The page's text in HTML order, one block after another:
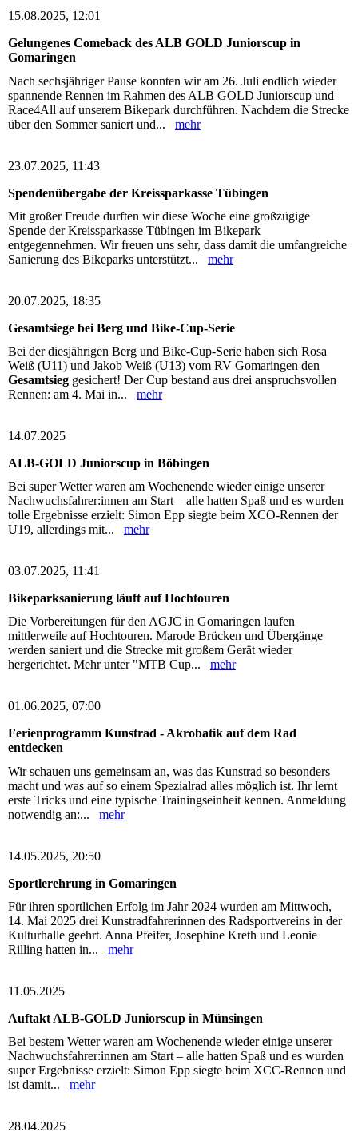
15.08.2025, 12:01
Gelungenes Comeback des ALB GOLD Juniorscup in
Gomaringen
Nach sechsjähriger Pause konnten wir am 26. Juli endlich wieder
spannende Rennen im Rahmen des ALB GOLD Juniorscup und
Race4All auf unserem Bikepark durchführen. Nachdem die Strecke
über den Sommer saniert und... mehr
23.07.2025, 11:43
Spendenübergabe der Kreissparkasse Tübingen
Mit großer Freude durften wir diese Woche eine großzügige
Spende der Kreissparkasse Tübingen im Bikepark
entgegennehmen. Wir freuen uns sehr, dass damit die umfangreiche
Sanierung des Bikeparks unterstützt... mehr
20.07.2025, 18:35
Gesamtsiege bei Berg und Bike-Cup-Serie
Bei der diesjährigen Berg und Bike-Cup-Serie haben sich Rosa
Weiß (U11) und Jakob Weiß (U13) vom RV Gomaringen den
Gesamtsieg gesichert! Der Cup bestand aus drei anspruchsvollen
Rennen: am 4. Mai in... mehr
14.07.2025
ALB-GOLD Juniorscup in Böbingen
Bei super Wetter waren am Wochenende wieder einige unserer
Nachwuchsfahrer:innen am Start – alle hatten Spaß und es wurden
tolle Ergebnisse erzielt: Simon Epp siegte beim XCO-Rennen der
U19, allerdings mit... mehr
03.07.2025, 11:41
Bikeparksanierung läuft auf Hochtouren
Die Vorbereitungen für den AGJC in Gomaringen laufen
mittlerweile auf Hochtouren. Marode Brücken und Übergänge
werden saniert und die Strecke mit großem Gerät wieder
hergerichtet. Mehr unter "MTB Cup... mehr
01.06.2025, 07:00
Ferienprogramm Kunstrad - Akrobatik auf dem Rad
entdecken
Wir schauen uns gemeinsam an, was das Kunstrad so besonders
macht und was auf so einem Spezialrad alles möglich ist. Ihr lernt
erste Tricks und eine typische Trainingseinheit kennen. Anmeldung
notwendig an:... mehr
14.05.2025, 20:50
Sportlerehrung in Gomaringen
Für ihren sportlichen Erfolg im Jahr 2024 wurden am Mittwoch,
14. Mai 2025 drei Kunstradfahrerinnen des Radsportvereins in der
Kulturhalle geehrt. Anna Pfeifer, Josephine Kreth und Leonie
Rilling hatten in... mehr
11.05.2025
Auftakt ALB-GOLD Juniorscup in Münsingen
Bei bestem Wetter waren am Wochenende wieder einige unserer
Nachwuchsfahrer:innen am Start – alle hatten Spaß und es wurden
super Ergebnisse erzielt: Simon Epp siegte beim XCC-Rennen und
ist damit... mehr
28.04.2025